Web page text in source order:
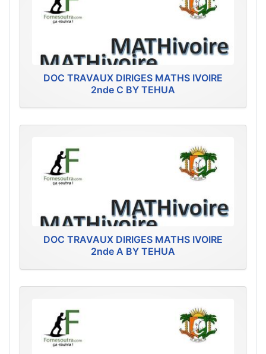
DOC TRAVAUX DIRIGES MATHS IVOIRE
2nde C BY TEHUA
DOC TRAVAUX DIRIGES MATHS IVOIRE
2nde A BY TEHUA